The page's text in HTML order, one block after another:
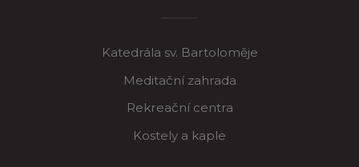
Katedrála sv. Bartoloměje
Meditační zahrada
Rekreační centra
Kostely a kaple